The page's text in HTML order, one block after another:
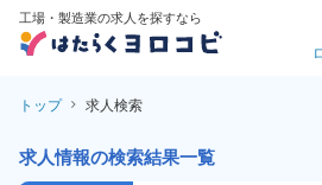
工場・製造業の求人を探すなら
トップ 求人検索
求人情報の検索結果一覧